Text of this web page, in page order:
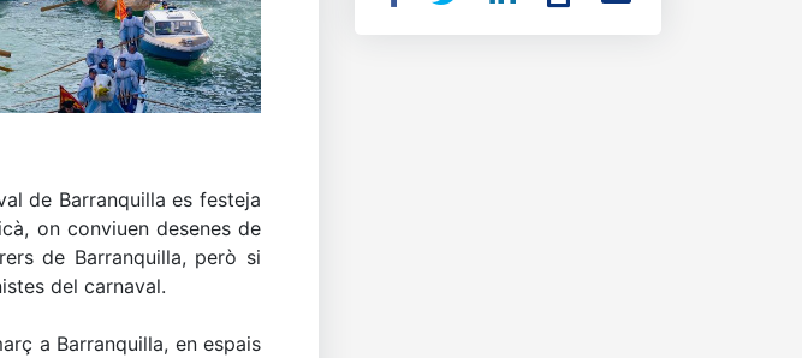
de Barranquilla es festeja
on conviuen desenes de
de Barranquilla, però si
del carnaval.
a Barranquilla, en espais